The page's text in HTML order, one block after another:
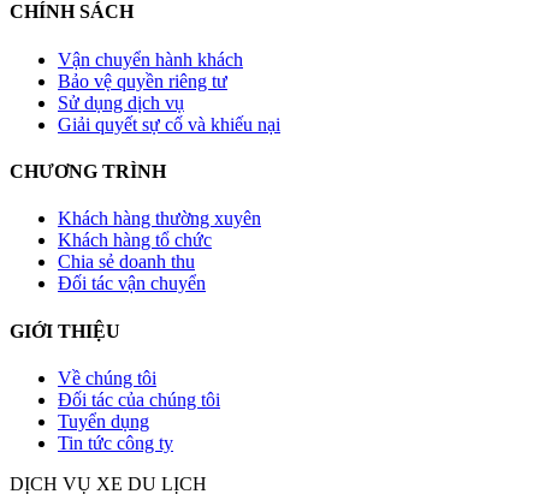
CHÍNH SÁCH
Vận chuyển hành khách
Bảo vệ quyền riêng tư
Sử dụng dịch vụ
Giải quyết sự cố và khiếu nại
CHƯƠNG TRÌNH
Khách hàng thường xuyên
Khách hàng tổ chức
Chia sẻ doanh thu
Đối tác vận chuyển
GIỚI THIỆU
Về chúng tôi
Đối tác của chúng tôi
Tuyển dụng
Tin tức công ty
DỊCH VỤ XE DU LỊCH